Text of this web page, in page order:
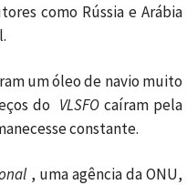
como Rússia e Arábia
um óleo de navio muito
do VLSFOcaíram pela
constante.
, uma agência da ONU,